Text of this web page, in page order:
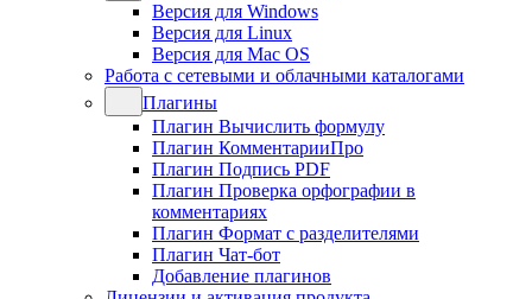
Версия для Windows
Версия для Linux
Версия для Mac OS
Работа с сетевыми и облачными каталогами
Плагины
Плагин Вычислить формулу
Плагин КомментарииПро
Плагин Подпись PDF
Плагин Проверка орфографии в
комментариях
Плагин Формат с разделителями
Плагин Чат-бот
Добавление плагинов